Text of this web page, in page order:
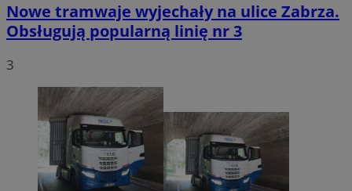
Nowe tramwaje wyjechały na ulice Zabrza.
Obsługują popularną linię nr 3
3